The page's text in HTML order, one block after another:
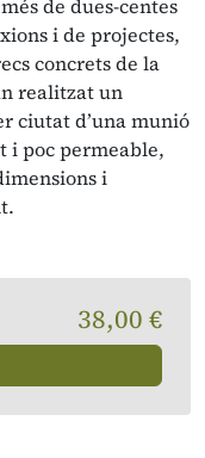
de dues-centes
i de projectes,
concrets de la
realitzat un
ciutat d’una munió
i poc permeable,
i
38,00 €